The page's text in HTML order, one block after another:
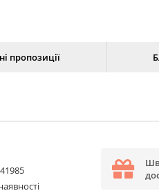
пропозиції